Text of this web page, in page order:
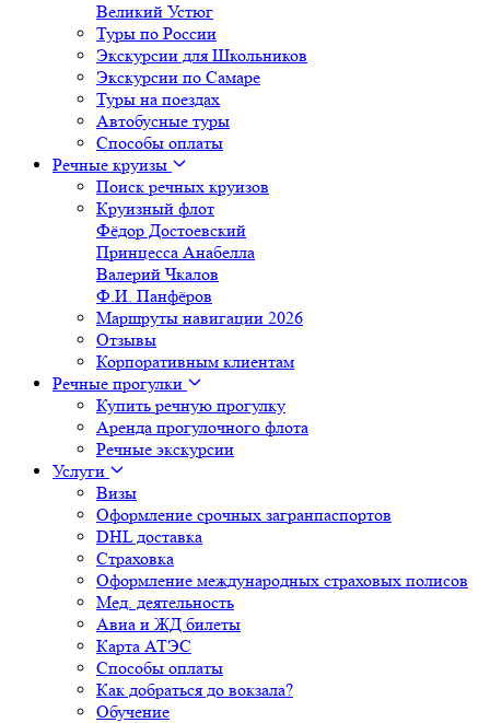
Великий Устюг
Туры по России
Экскурсии для Школьников
Экскурсии по Самаре
Туры на поездах
Автобусные туры
Способы оплаты
Речные круизы
Поиск речных круизов
Круизный флот
Фёдор Достоевский
Принцесса Анабелла
Валерий Чкалов
Ф.И. Панфёров
Маршруты навигации 2026
Отзывы
Корпоративным клиентам
Речные прогулки
Купить речную прогулку
Аренда прогулочного флота
Речные экскурсии
Услуги
Визы
Оформление срочных загранпаспортов
DHL доставка
Страховка
Оформление международных страховых полисов
Мед. деятельность
Авиа и ЖД билеты
Карта АТЭС
Способы оплаты
Как добраться до вокзала?
Обучение